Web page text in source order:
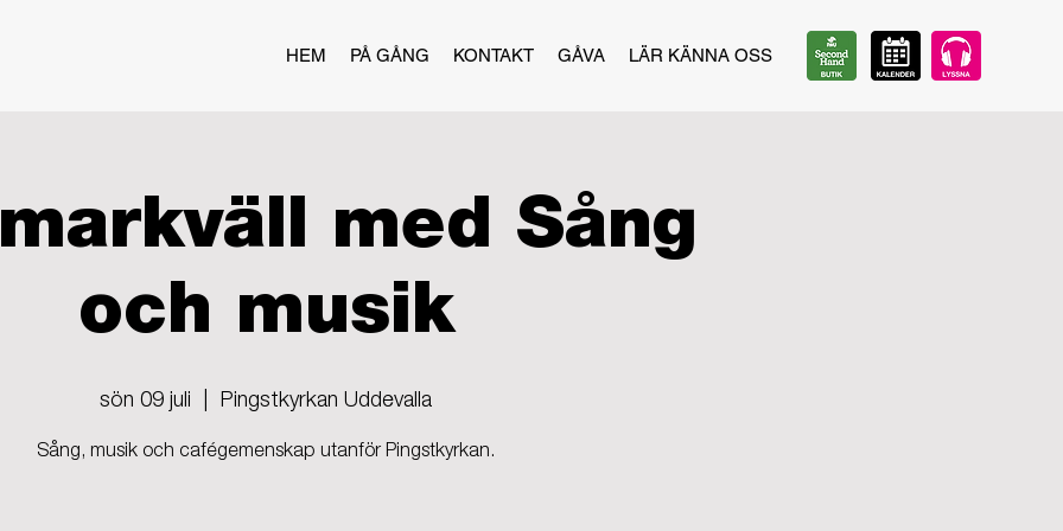
HEM PÅ GÅNG KONTAKT GÅVA LÄR KÄNNA OSS
med Sång
och musik
sön 09 juli Pingstkyrkan Uddevalla
Sång, musik och cafégemenskap utanför Pingstkyrkan.